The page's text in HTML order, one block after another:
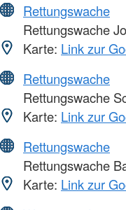
Rettungswache
Rettungswache
Karte: Link zur
Rettungswache
Rettungswache
Karte: Link zur
Rettungswache
Rettungswache
Karte: Link zur